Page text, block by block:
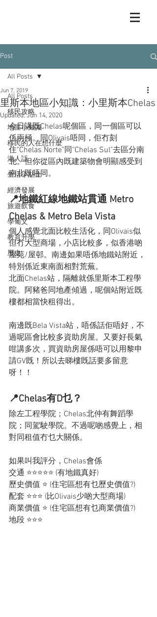
Post
All Posts
移民攻略
地區小知識
移民的人在想什麼
港人話
生活小貼士
經濟發展
旅遊飲食
學葡文
教育升學
歷史
All Posts
里斯本地區小知識：小里斯本Chelas
Jun 7, 2019
Updated:Jun 14, 2020
今日講既Chelas呢個區，同一個區可以
係兩極。同Olivais唔同，佢冇刻
住"Chelas Norte"同"Chelas Sul"去區分南
北。但你從區內既建築物會明顯感受到
南北既唔同。
📍地鐵紅線地鐵站貫通 Metro
Chelas & Metro Bela Vista
個人感覺北面比較生活化，同Olivais似
但冇大型商場，小店比較多，似香港啲
屋苑/屋邨。南邊如果唔係地鐵站附近，
特別係近東南面相對荒蕪。
北面Chelas站，隔離就係里斯本工程學
院。阿豬爸同地產傾過，呢個站附近既
樓都相當快租得出。
南邊既Bela Vista站，唔係話佢唔好，不
過呢區會比較多資助房屋。又要好長氣
咁講多次，買資助房屋係唔可以用黎申
請GV既！所以去睇樓既話要多留意
呀！！
📍Chelas有D乜？
除左工程學院；Chelas北仲有舞蹈學
院；同駕駛學院。不過呢啲感覺上，相
對同租值冇乜大關係。
如果叫我評分，Chelas會係
交通 ⭐️⭐️⭐️⭐️⭐️ (有地鐵真好)
歷史價值 ⭐️ (住宅區想有乜歷史價值?)
配套 ⭐️⭐️⭐️ (比Olivais少啲大型商場)
商業價值 ⭐️ (住宅區想有乜商業價值?)
地段 ⭐️⭐️⭐️